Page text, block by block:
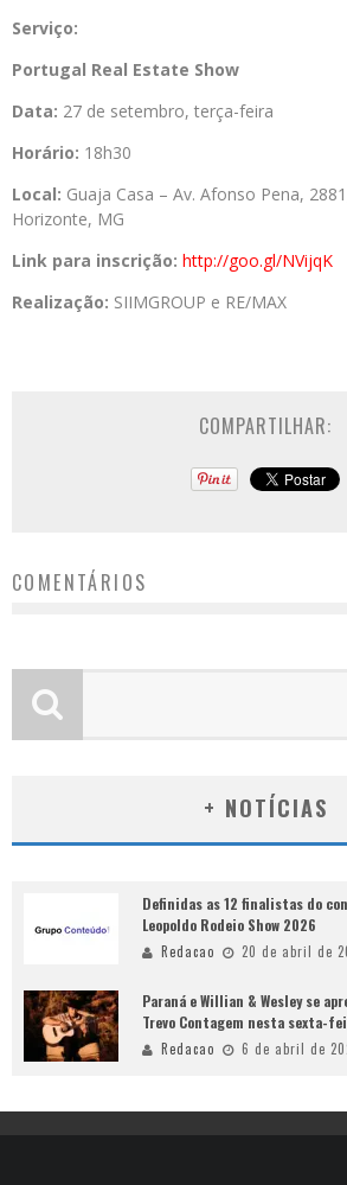
Serviço:
Portugal Real Estate Show
Data: 27 de setembro, terça-feira
Horário: 18h30
Local: Guaja Casa – Av. Afonso Pena,
Horizonte, MG
Link para inscrição: http://goo.gl/NVijqK
Realização: SIIMGROUP e RE/MAX
COMPARTILHAR:
COMENTÁRIOS
+ NOTÍCIAS
Definidas as 12 finalistas do
Leopoldo Rodeio Show 2026
Redacao 20 de abril de
Paraná e Willian & Wesley se
Trevo Contagem nesta sexta-
Redacao 6 de abril de